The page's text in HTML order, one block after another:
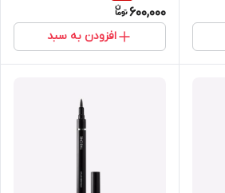
600,000
افزودن به سبد